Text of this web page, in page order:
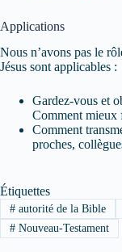
Applications
Nous n’avons pas le
Jésus sont applicables :
Gardez-vous et
Comment mieux
Comment
proches,
Étiquettes
#autorité de la Bible
#Nouveau-Testament